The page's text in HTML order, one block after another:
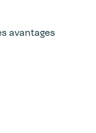
avantages